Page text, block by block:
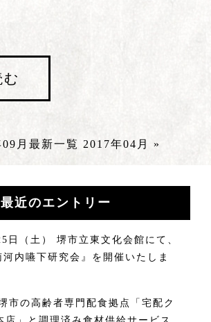
月 最新一覧 2017年04月 »
最近のエントリー
日（土） 堺市立東文化会館にて、
河内嚥下研究会』を開催いたしま
市の高齢者専門配食拠点「宅配ク